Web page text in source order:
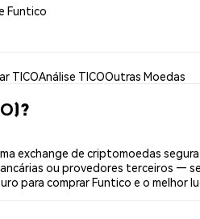
Funtico
TICOAnálise TICOOutras Moedas
exchange de criptomoedas
ou provedores terceiros —
para comprar Funtico e o melhor